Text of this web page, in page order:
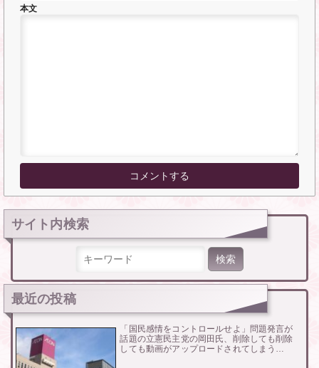
本文
サイト内検索
最近の投稿
「国民感情をコントロールせよ」問題発言が
話題の立憲民主党の岡田氏、削除しても削除
しても動画がアップロードされてしまう…